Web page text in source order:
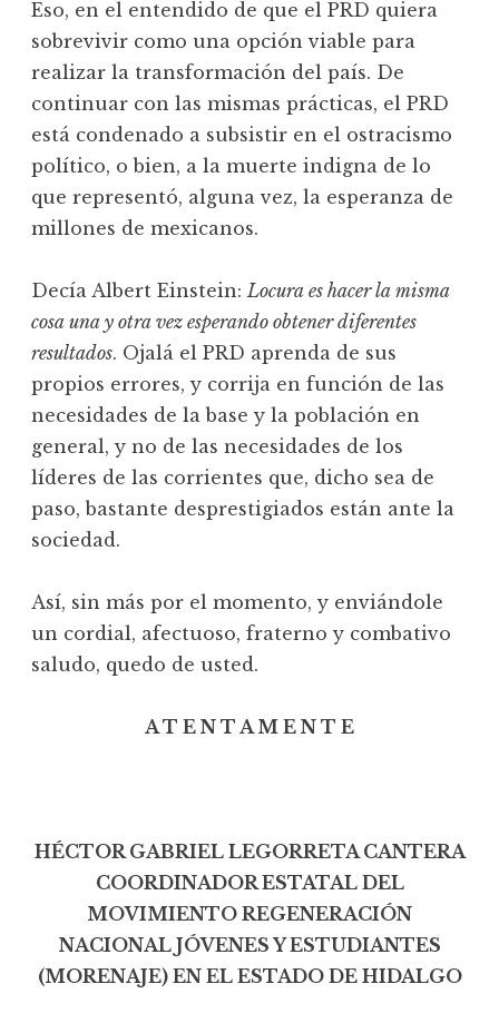
Eso, en el entendido de que el PRD quiera
sobrevivir como una opción viable para
realizar la transformación del país. De
continuar con las mismas prácticas, el PRD
está condenado a subsistir en el ostracismo
político, o bien, a la muerte indigna de lo
que representó, alguna vez, la esperanza de
millones de mexicanos.
Decía Albert Einstein:Locura es hacer la misma
cosa una y otra vez esperando obtener diferentes
resultados. Ojalá el PRD aprenda de sus
propios errores, y corrija en función de las
necesidades de la base y la población en
general, y no de las necesidades de los
líderes de las corrientes que, dicho sea de
paso, bastante desprestigiados están ante la
sociedad.
Así, sin más por el momento, y enviándole
un cordial, afectuoso, fraterno y combativo
saludo, quedo de usted.
A T E N T A M E N T E
HÉCTOR GABRIEL LEGORRETA CANTERA
COORDINADOR ESTATAL DEL
MOVIMIENTO REGENERACIÓN
NACIONAL JÓVENES Y ESTUDIANTES
(MORENAJE) EN EL ESTADO DE HIDALGO